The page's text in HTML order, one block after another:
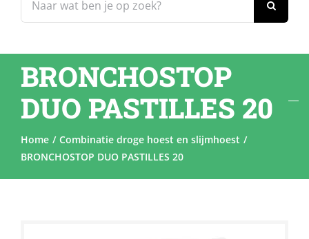
naar:
Webshop
Blog
Diensten
Contacteer Ons
BRONCHOSTOP
DUO PASTILLES 20
Home
Combinatie droge hoest en slijmhoest
BRONCHOSTOP DUO PASTILLES 20